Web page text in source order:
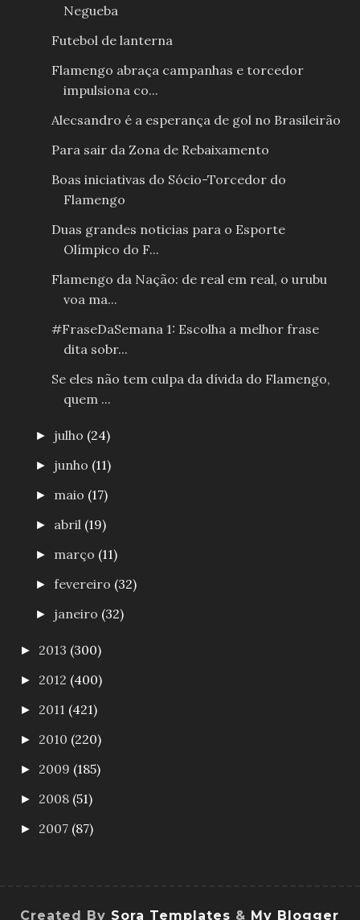
Negueba
Futebol de lanterna
Flamengo abraça campanhas e torcedor
impulsiona co...
Alecsandro é a esperança de gol no Brasileirão
Para sair da Zona de Rebaixamento
Boas iniciativas do Sócio-Torcedor do
Flamengo
Duas grandes noticias para o Esporte
Olímpico do F...
Flamengo da Nação: de real em real, o urubu
voa ma...
#FraseDaSemana 1: Escolha a melhor frase
dita sobr...
Se eles não tem culpa da dívida do Flamengo,
quem ...
► julho (24)
► junho (11)
► maio (17)
► abril (19)
► março (11)
►fevereiro (32)
► janeiro (32)
► 2013 (300)
► 2012 (400)
► 2011 (421)
► 2010 (220)
► 2009 (185)
► 2008 (51)
► 2007 (87)
Created By Sora Templates & My Blogger